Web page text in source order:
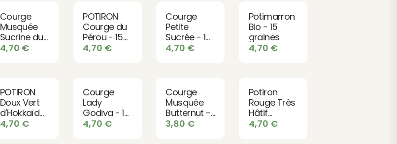
Courge
Musquée
Sucrine du
Berry - 15
4,70 €
POTIRON
Courge du
Pérou - 15
graines bio
4,70 €
Courge
Petite
Sucrée - 15
graines bio
4,70 €
Potimarron
Bio - 15
graines
4,70 €
POTIRON
Doux Vert
d'Hokkaïdo
- 15 graines
4,70 €
Courge
Lady
Godiva - 15
graines bio
4,70 €
Courge
Musquée
Butternut -
15 graines
3,80 €
Potiron
Rouge Très
Hâtif
d'Étampes
4,70 €